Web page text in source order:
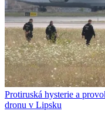
Protiruská hysterie a
dronu v Lipsku